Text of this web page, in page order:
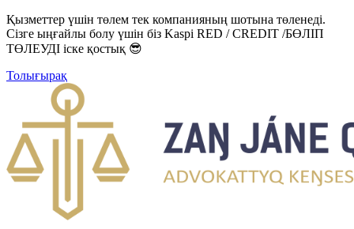
Қызметтер үшін төлем тек компанияның шотына төленеді.
Сізге ыңғайлы болу үшін біз Kaspi RED / CREDIT /БӨЛІП
ТӨЛЕУДІ іске қостық 😎
Толығырақ